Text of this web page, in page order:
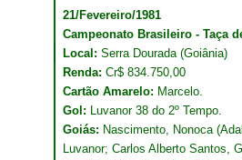
21/Fevereiro/1981
Campeonato Brasileiro - Taça
Local: Serra Dourada (Goiânia)
Renda: Cr$ 834.750,00
Cartão Amarelo: Marcelo.
Gol: Luvanor 38 do 2º Tempo.
Goiás: Nascimento, Nonoca
Luvanor; Carlos Alberto Santos,